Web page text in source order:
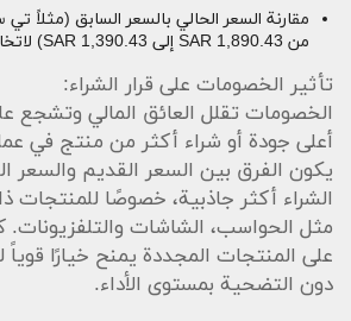
من 1,890.43 SAR إلى 1,390.43 SAR) لاتخاذ قرار شراء مدروس.
تأثير الخصومات على قرار الشراء:
الخصومات تقلل العائق المالي وتشجع
أعلى جودة أو شراء أكثر من منتج في
يكون الفرق بين السعر القديم والسعر
الشراء أكثر جاذبية، خصوصًا للمنتجات
مثل الحواسب، الشاشات
على المنتجات المجددة يمنح خيارًا قوياً
دون التضحية بمستوى الأداء.